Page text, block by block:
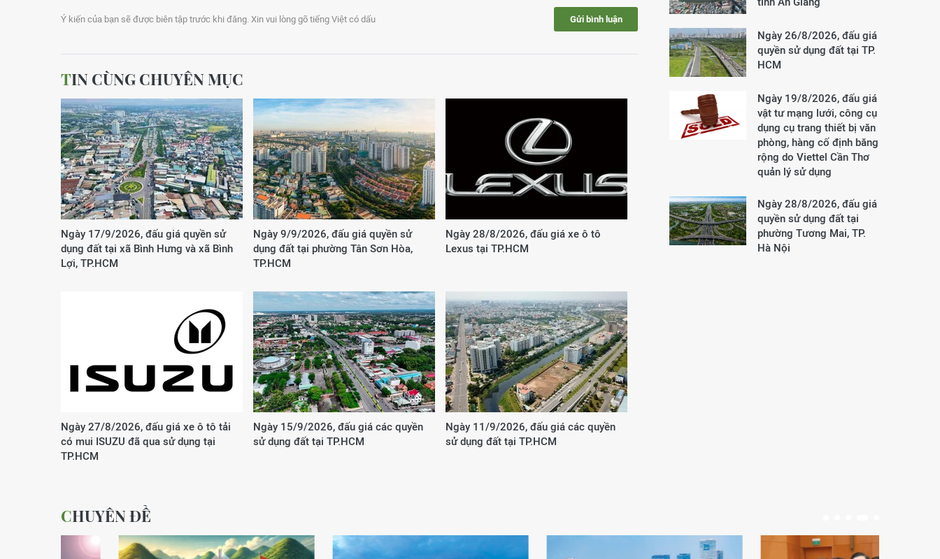
Ý kiến của bạn sẽ được biên tập trước khi đăng. Xin vui lòng gõ tiếng Việt có dấu Gửi bình luận
TIN CÙNG CHUYÊN MỤC
Ngày 17/9/2026, đấu giá quyền sử
dụng đất tại xã Bình Hưng và xã Bình
Lợi, TP.HCM
Ngày 9/9/2026, đấu giá quyền sử
dụng đất tại phường Tân Sơn Hòa,
TP.HCM
Ngày 28/8/2026, đấu giá xe ô tô
Lexus tại TP.HCM
Ngày 27/8/2026, đấu giá xe ô tô tải
có mui ISUZU đã qua sử dụng tại
TP.HCM
Ngày 15/9/2026, đấu giá các quyền
sử dụng đất tại TP.HCM
Ngày 11/9/2026, đấu giá các quyền
sử dụng đất tại TP.HCM
Ngày 26/8/2026, đấu giá
quyền sử dụng đất tại TP.
HCM
Ngày 19/8/2026, đấu giá
vật tư mạng lưới, công cụ
dụng cụ trang thiết bị văn
phòng, hàng cố định băng
rộng do Viettel Cần Thơ
quản lý sử dụng
Ngày 28/8/2026, đấu giá
quyền sử dụng đất tại
phường Tương Mai, TP.
Hà Nội
CHUYÊN ĐỀ